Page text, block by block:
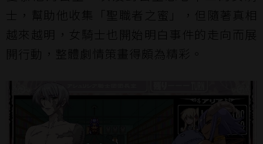
士，幫助他收集「聖職者之蜜」，但隨著真相
越來越明，女騎士也開始明白事件的走向而展
開行動，整體劇情策畫得頗為精彩。